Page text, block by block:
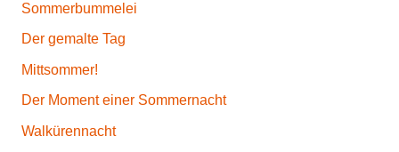
Sommerbummelei
Der gemalte Tag
Mittsommer!
Der Moment einer Sommernacht
Walkürennacht